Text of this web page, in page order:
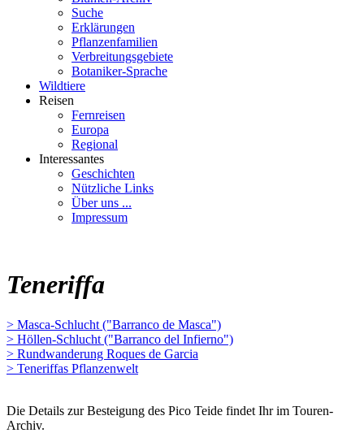
Suche
Erklärungen
Pflanzenfamilien
Verbreitungsgebiete
Botaniker-Sprache
Wildtiere
Reisen
Fernreisen
Europa
Regional
Interessantes
Geschichten
Nützliche Links
Über uns ...
Impressum
Teneriffa
> Masca-Schlucht ("Barranco de Masca")
> Höllen-Schlucht ("Barranco del Infierno")
> Rundwanderung Roques de Garcia
> Teneriffas Pflanzenwelt
Die Details zur Besteigung des Pico Teide findet Ihr im Touren-
Archiv.